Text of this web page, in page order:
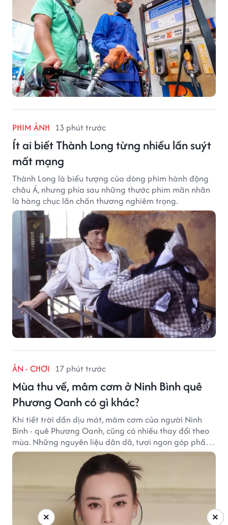
PHIM ẢNH 13 phút trước
Ít ai biết Thành Long từng nhiều lần suýt
mất mạng
Thành Long là biểu tượng của dòng phim hành động
châu Á, nhưng phía sau những thước phim mãn nhãn
là hàng chục lần chấn thương nghiêm trọng.
ĂN - CHƠI 17 phút trước
Mùa thu về, mâm cơm ở Ninh Bình quê
Phương Oanh có gì khác?
Khi tiết trời dần dịu mát, mâm cơm của người Ninh
Bình - quê Phương Oanh, cũng có nhiều thay đổi theo
mùa. Những nguyên liệu dân dã, tươi ngon góp phần
tạo nên hương vị bình dị nhưng đầy cuốn hút của vùng
×
×